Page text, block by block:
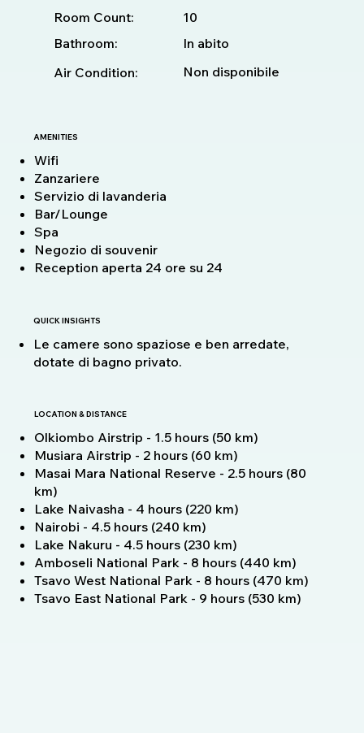
Room Count:
10
Bathroom:
In abito
Air Condition:
Non disponibile
AMENITIES
Wifi
Zanzariere
Servizio di lavanderia
Bar/Lounge
Spa
Negozio di souvenir
Reception aperta 24 ore su 24
QUICK INSIGHTS
Le camere sono spaziose e ben arredate,
dotate di bagno privato.
LOCATION & DISTANCE
Olkiombo Airstrip - 1.5 hours (50 km)
Musiara Airstrip - 2 hours (60 km)
Masai Mara National Reserve - 2.5 hours (80
km)
Lake Naivasha - 4 hours (220 km)
Nairobi - 4.5 hours (240 km)
Lake Nakuru - 4.5 hours (230 km)
Amboseli National Park - 8 hours (440 km)
Tsavo West National Park - 8 hours (470 km)
Tsavo East National Park - 9 hours (530 km)